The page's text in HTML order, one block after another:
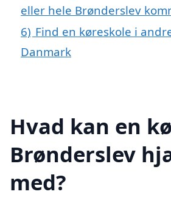
eller hele Brønderslev
6) Find en køreskole i
Danmark
Hvad kan en
Brønderslev
med?